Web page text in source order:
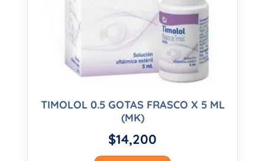
TIMOLOL 0.5 GOTAS FRASCO X 5 ML
(MK)
$14,200